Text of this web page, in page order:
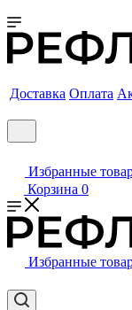
Доставка Оплата
Избранные
Корзина 0
Избранные